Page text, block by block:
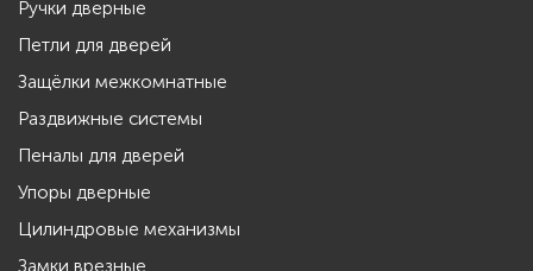
Ручки дверные
Петли для дверей
Защёлки межкомнатные
Раздвижные системы
Пеналы для дверей
Упоры дверные
Цилиндровые механизмы
Замки врезные